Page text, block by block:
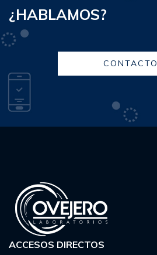
¿HABLAMOS?
CONTACTO
ACCESOS DIRECTOS